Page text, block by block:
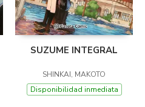
SUZUME INTEGRAL
SHINKAI, MAKOTO
Disponibilidad inmediata